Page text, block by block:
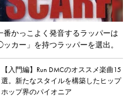
かっこよく発音するラッパーは
カー」を持つラッパーを選出。
【入門編】Run DMCのオススメ楽曲15
選。新たなスタイルを構築したヒップ
ホップ界のパイオニア